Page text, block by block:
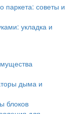
паркета: советы и
укладка и
дыма и
блоков